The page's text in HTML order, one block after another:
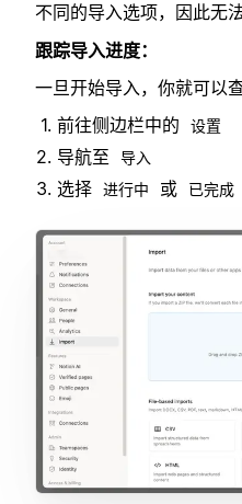
不同的导入选项，因此无
跟踪导入进度：
一旦开始导入，你就可以
前往侧边栏中的
设置
导航至 导入
选择 进行中 或 已完成